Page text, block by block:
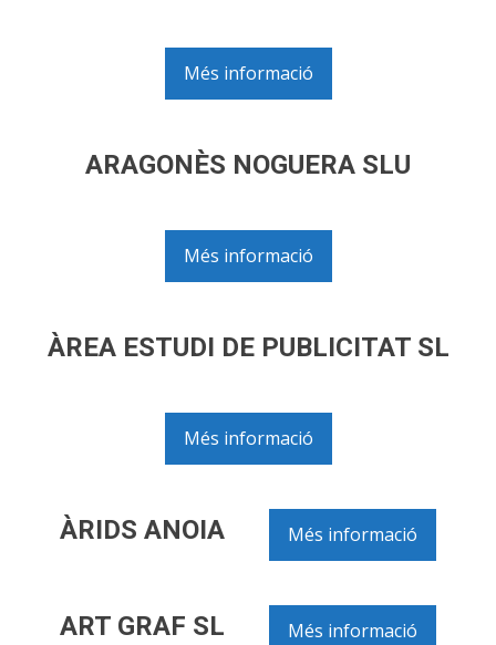
Més informació
ARAGONÈS NOGUERA SLU
Més informació
ÀREA ESTUDI DE PUBLICITAT SL
Més informació
ÀRIDS ANOIA Més informació
ART GRAF SL Més informació